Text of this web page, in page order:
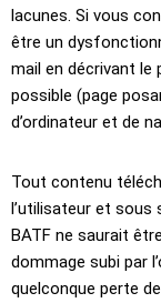
lacunes. Si vous
être un
mail en décrivant le
possible (page
d’ordinateur et de
Tout contenu
l’utilisateur et sous
BATF ne saurait
dommage subi par
quelconque perte